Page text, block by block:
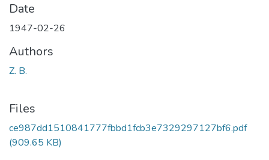
Date
1947-02-26
Authors
Z. B.
Files
ce987dd1510841777fbbd1fcb3e7329297127bf6.pdf
(909.65 KB)